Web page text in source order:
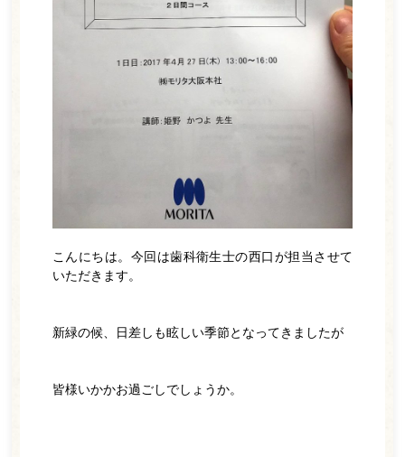
こんにちは。今回は歯科衛生士の西口が担当させて
いただきます。
新緑の候、日差しも眩しい季節となってきましたが
皆様いかかお過ごしでしょうか。
一般歯科
小児歯科
予防歯科
矯正歯科
インプラント
料金表